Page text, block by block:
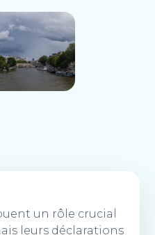
un rôle crucial
leurs déclarations